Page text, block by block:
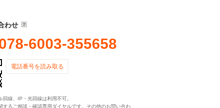
わせ
6003-355658
電話番号を読み取る
線、IP・光回線は利用不可。
るご相談・確認専用ダイヤルです。その他のお問い合わ